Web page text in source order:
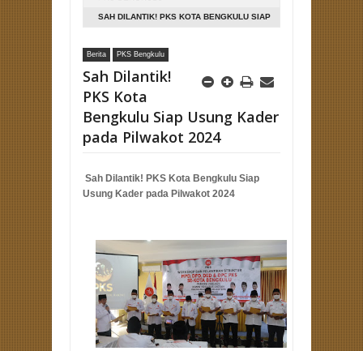
SAH DILANTIK! PKS KOTA BENGKULU SIAP
Berita PKS Bengkulu
Sah Dilantik!
PKS Kota
Bengkulu Siap Usung Kader
pada Pilwakot 2024
Sah Dilantik! PKS Kota Bengkulu Siap
Usung Kader pada Pilwakot 2024